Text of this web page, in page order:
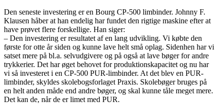
Den seneste investering er en Bourg CP-500 limbinder. Johnny F.
Klausen håber at han endelig har fundet den rigtige maskine efter at
have prøvet flere forskellige. Han siger:
– Den investering er resultatet af en lang udvikling. Vi købte den
første for otte år siden og kunne lave helt små oplag. Sidenhen har vi
satset mere på bl.a. selvudgivere og på også at lave bøger for andre
trykkerier. Det har øget behovet for produktionskapacitet og nu har
vi så investeret i en CP-500 PUR-limbinder. At det blev en PUR-
limbinder, skyldes skolebogsforlaget Praxis. Skolebøger bruges på
en helt anden måde end andre bøger, og skal kunne tåle meget mere.
Det kan de, når de er limet med PUR.